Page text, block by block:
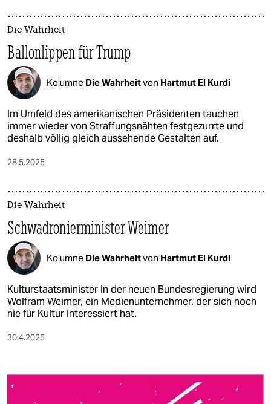
Die Wahrheit
Ballonlippen für Trump
Kolumne Die Wahrheitvon Hartmut El Kurdi
Im Umfeld des amerikanischen Präsidenten tauchen
immer wieder von Straffungsnähten festgezurrte und
deshalb völlig gleich aussehende Gestalten auf.
28.5.2025
Die Wahrheit
Schwadronierminister Weimer
Kolumne Die Wahrheitvon Hartmut El Kurdi
Kulturstaatsminister in der neuen Bundesregierung wird
Wolfram Weimer, ein Medienunternehmer, der sich noch
nie für Kultur interessiert hat.
30.4.2025